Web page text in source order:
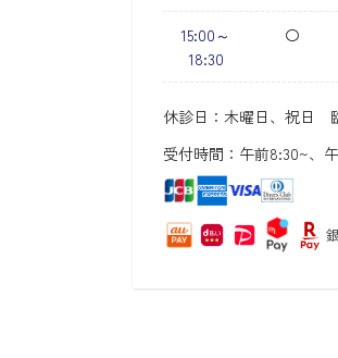
15:00～
18:30
〇
休診日：木曜日、祝日
受付時間：午前8:30~、